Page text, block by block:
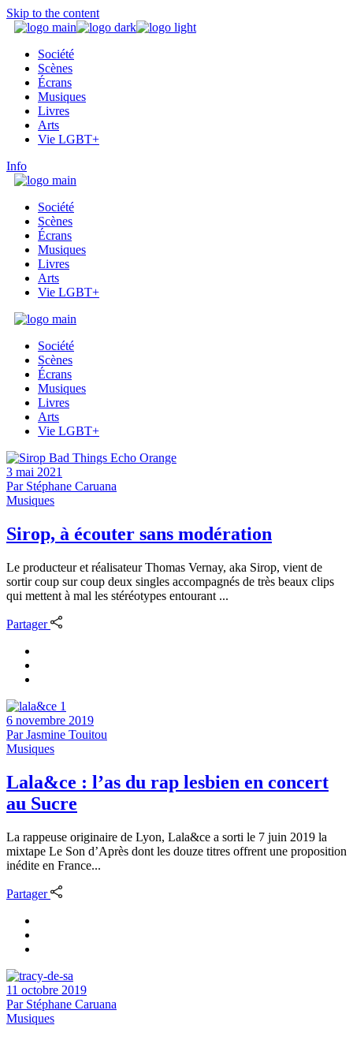
Skip to the content
Société
Scènes
Écrans
Musiques
Livres
Arts
Vie LGBT+
Info
Société
Scènes
Écrans
Musiques
Livres
Arts
Vie LGBT+
Société
Scènes
Écrans
Musiques
Livres
Arts
Vie LGBT+
3 mai 2021
Par Stéphane Caruana
Musiques
Sirop, à écouter sans modération
Le producteur et réalisateur Thomas Vernay, aka Sirop, vient de
sortir coup sur coup deux singles accompagnés de très beaux clips
qui mettent à mal les stéréotypes entourant ...
Partager
6 novembre 2019
ParJasmine Touitou
Musiques
Lala&ce : l’as du rap lesbien en concert
au Sucre
La rappeuse originaire de Lyon, Lala&ce a sorti le 7 juin 2019 la
mixtape Le Son d’Après dont les douze titres offrent une proposition
inédite en France...
Partager
11 octobre 2019
Par Stéphane Caruana
Musiques